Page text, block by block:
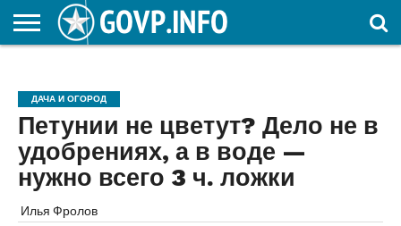
ОБРАЗОВАНИЕ
ДАЧА И ОГОРОД
Петунии не цветут? Дело не в
удобрениях, а в воде —
нужно всего 3 ч. ложки
Илья Фролов